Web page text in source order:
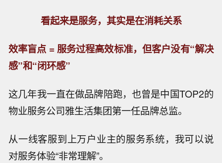
看起来是服务，其实是在消耗关系
效率盲点 = 服务过程高效标准，但客户没有“解决
感”和“闭环感”
这几年我一直在做品牌陪跑，也曾是中国TOP2的
物业服务公司雅生活集团第一任品牌总监。
从一线客服到上万户业主的服务系统，我可以说
对服务体验“非常理解”。